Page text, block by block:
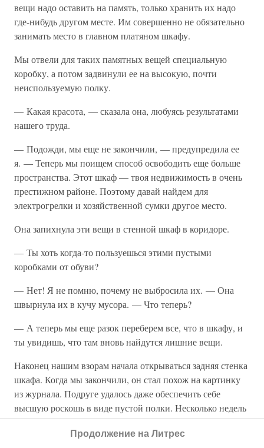
вещи надо оставить на память, только хранить их надо
где-нибудь другом месте. Им совершенно не обязательно
занимать место в главном платяном шкафу.
Мы отвели для таких памятных вещей специальную
коробку, а потом задвинули ее на высокую, почти
неиспользуемую полку.
— Какая красота, — сказала она, любуясь результатами
нашего труда.
— Подожди, мы еще не закончили, — предупредила ее
я. — Теперь мы поищем способ освободить еще больше
пространства. Этот шкаф — твоя недвижимость в очень
престижном районе. Поэтому давай найдем для
электрогрелки и хозяйственной сумки другое место.
Она запихнула эти вещи в стенной шкаф в коридоре.
— Ты хоть когда-то пользуешься этими пустыми
коробками от обуви?
— Нет! Я не помню, почему не выбросила их. — Она
швырнула их в кучу мусора. — Что теперь?
— А теперь мы еще разок переберем все, что в шкафу, и
ты увидишь, что там вновь найдутся лишние вещи.
Наконец нашим взорам начала открываться задняя стенка
шкафа. Когда мы закончили, он стал похож на картинку
из журнала. Подруге удалось даже обеспечить себе
высшую роскошь в виде пустой полки. Несколько недель
спустя до меня дошли слухи, что, пригласив к себе на
обед друзей, она отвела их полюбоваться своим шкафом.
Продолжение на Литрес